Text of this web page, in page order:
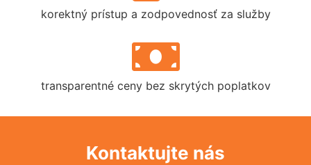
korektný prístup a zodpovednosť za služby
transparentné ceny bez skrytých poplatkov
Kontaktujte nás